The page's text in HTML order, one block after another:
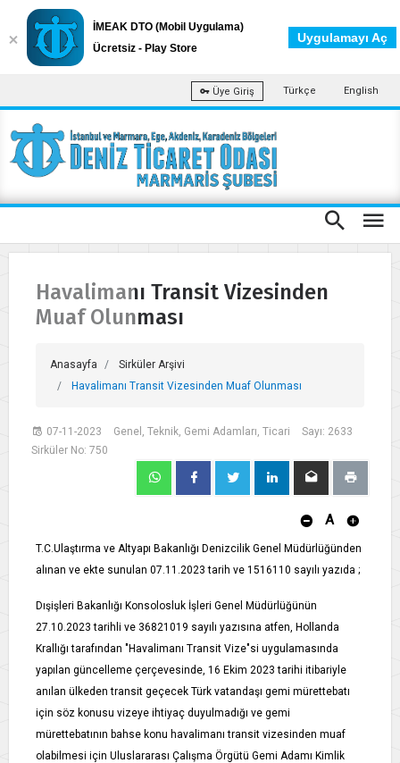
Üye Giriş Türkçe English
Havalimanı Transit Vizesinden
Muaf Olunması
Anasayfa
Sirküler Arşivi
Havalimanı Transit Vizesinden Muaf Olunması
07-11-2023 Genel, Teknik, Gemi Adamları, Ticari
Sayı: 2633
Sirküler No: 750
A
T.C.Ulaştırma ve Altyapı Bakanlığı Denizcilik Genel Müdürlüğünden
alınan ve ekte sunulan 07.11.2023 tarih ve 1516110 sayılı yazıda ;
Dışişleri Bakanlığı Konsolosluk İşleri Genel Müdürlüğünün
27.10.2023 tarihli ve 36821019 sayılı yazısına atfen, Hollanda
Krallığı tarafından "Havalimanı Transit Vize"si uygulamasında
yapılan güncelleme çerçevesinde, 16 Ekim 2023 tarihi itibariyle
anılan ülkeden transit geçecek Türk vatandaşı gemi mürettebatı
için söz konusu vizeye ihtiyaç duyulmadığı ve gemi
mürettebatının bahse konu havalimanı transit vizesinden muaf
olabilmesi için Uluslararası Çalışma Örgütü Gemi Adamı Kimlik
İMEAK DTO (Mobil Uygulama)
Ücretsiz - Play Store
Uygulamayı Aç